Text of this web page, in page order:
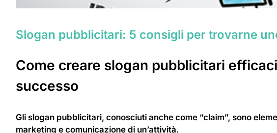
Slogan pubblicitari: 5 consigli per trovarne
Come creare slogan pubblicitari
successo
Gli slogan pubblicitari, conosciuti anche come “claim”, sono
marketing e comunicazione di un’attività.